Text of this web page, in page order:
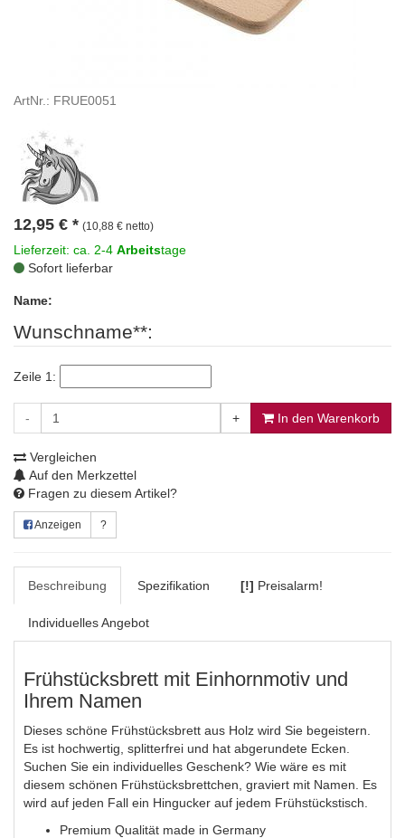
ArtNr.: FRUE0051
12,95 € * (10,88 € netto)
Lieferzeit: ca. 2-4 Arbeitstage
Sofort lieferbar
Name:
Wunschname**:
Zeile 1:
- + In den Warenkorb
Vergleichen
Auf den Merkzettel
Fragen zu diesem Artikel?
Anzeigen ?
Beschreibung Spezifikation [!] Preisalarm!
Individuelles Angebot
Frühstücksbrett mit Einhornmotiv und
Ihrem Namen
Dieses schöne Frühstücksbrett aus Holz wird Sie begeistern.
Es ist hochwertig, splitterfrei und hat abgerundete Ecken.
Suchen Sie ein individuelles Geschenk? Wie wäre es mit
diesem schönen Frühstücksbrettchen, graviert mit Namen. Es
wird auf jeden Fall ein Hingucker auf jedem Frühstückstisch.
Premium Qualität made in Germany